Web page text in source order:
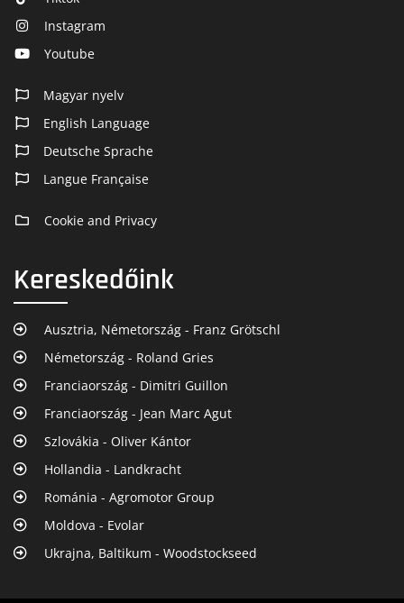
Instagram
Youtube
Magyar nyelv
English Language
Deutsche Sprache
Langue Française
Cookie and Privacy
Kereskedőink
Ausztria, Németország - Franz Grötschl
Németország - Roland Gries
Franciaország - Dimitri Guillon
Franciaország - Jean Marc Agut
Szlovákia - Oliver Kántor
Hollandia - Landkracht
Románia - Agromotor Group
Moldova - Evolar
Ukrajna, Baltikum - Woodstockseed